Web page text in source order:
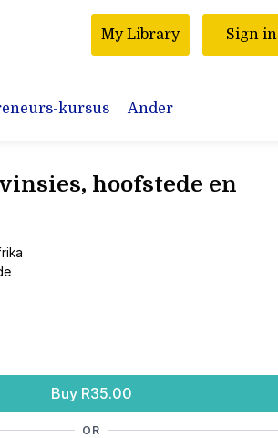
My Library Sign in
kursus Ander
hoofstede en
Buy R35.00
OR